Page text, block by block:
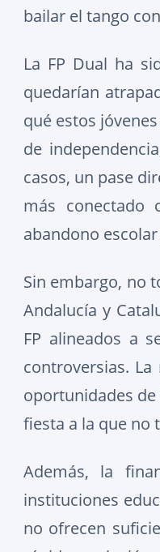
bailar el tango
La FP Dual ha
quedarían
qué estos
de
casos, un pase
más conectado
abandono
Sin embargo, no
Andalucía y
FP alineados a
controversias.
oportunidades
fiesta a la que no
Además, la
instituciones
no ofrecen